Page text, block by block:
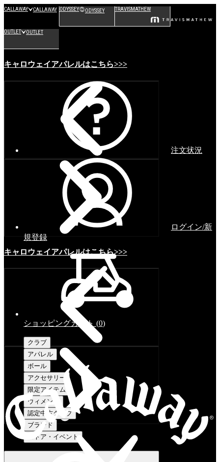
CALLAWAY CALLAWAY ODYSSEY ODYSSEY TRAVISMATHEW
OUTLET OUTLET
キャロウェイアパレルはこちら>>>
キャロウェイアパレルはこちら>>>
注文状況
ログイン/新
規登録
ショッピングカート (0)
クラブ
アパレル
ボール
アクセサリー
限定アイテム
ウィメンズ
認定中古クラブ
ブランド
ストア・イベント